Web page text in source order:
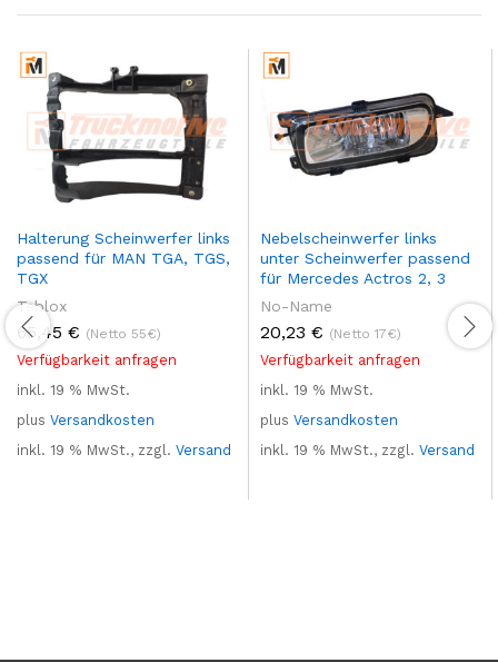
Halterung Scheinwerfer links
passend für MAN TGA, TGS,
TGX
Teblox
65,45 € (Netto 55€)
Verfügbarkeit anfragen
inkl. 19 % MwSt.
plus Versandkosten
inkl. 19 % MwSt., zzgl. Versand
Nebelscheinwerfer links
unter Scheinwerfer passend
für Mercedes Actros 2, 3
No-Name
20,23 € (Netto 17€)
Verfügbarkeit anfragen
inkl. 19 % MwSt.
plus Versandkosten
inkl. 19 % MwSt., zzgl. Versand